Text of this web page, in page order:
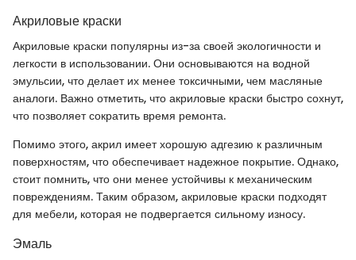
Акриловые краски
Акриловые краски популярны из-за своей экологичности и
легкости в использовании. Они основываются на водной
эмульсии, что делает их менее токсичными, чем масляные
аналоги. Важно отметить, что акриловые краски быстро сохнут,
что позволяет сократить время ремонта.
Помимо этого, акрил имеет хорошую адгезию к различным
поверхностям, что обеспечивает надежное покрытие. Однако,
стоит помнить, что они менее устойчивы к механическим
повреждениям. Таким образом, акриловые краски подходят
для мебели, которая не подвергается сильному износу.
Эмаль